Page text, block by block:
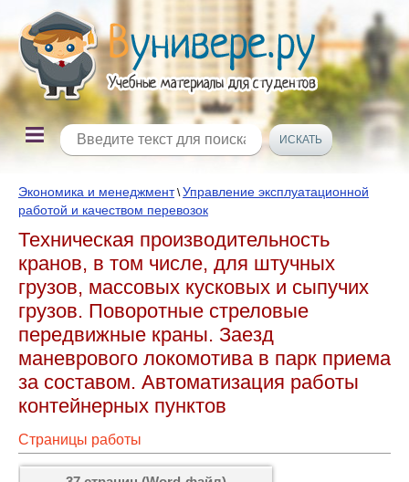
Экономика и менеджмент\Управление эксплуатационной
работой и качеством перевозок
Техническая производительность
кранов, в том числе, для штучных
грузов, массовых кусковых и сыпучих
грузов. Поворотные стреловые
передвижные краны. Заезд
маневрового локомотива в парк приема
за составом. Автоматизация работы
контейнерных пунктов
Страницы работы